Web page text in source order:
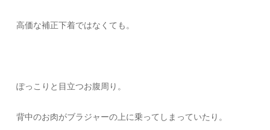
高価な補正下着ではなくても。
ぽっこりと目立つお腹周り。
背中のお肉がブラジャーの上に乗ってしまっていたり。